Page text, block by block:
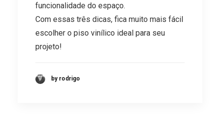
funcionalidade do espaço.
Com essas três dicas, fica muito mais fácil
escolher o piso vinílico ideal para seu
projeto!
by rodrigo